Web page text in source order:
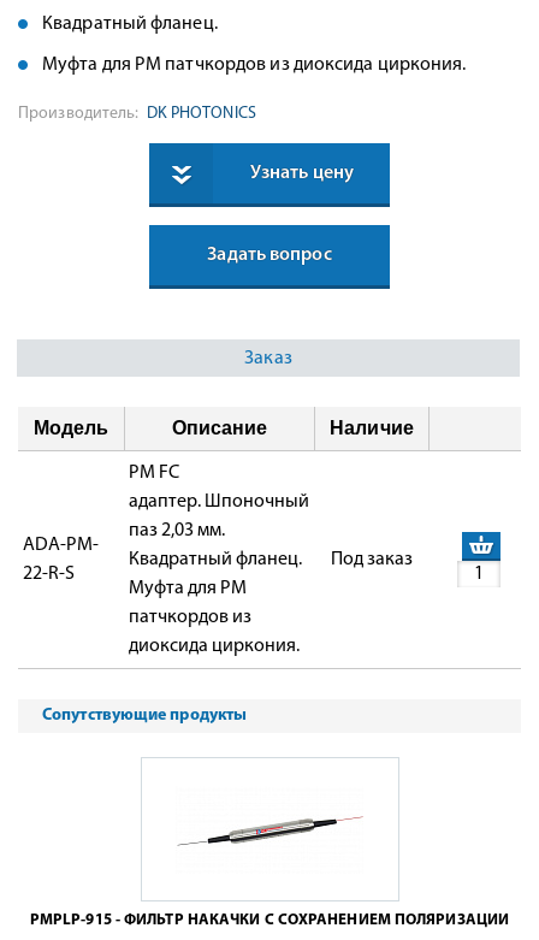
Квадратный фланец.
Муфта для PM патчкордов из диоксида циркония.
Производитель: DK PHOTONICS
Узнать цену
Задать вопрос
Заказ
Модель Описание Наличие
ADA-PM-
22-R-S
PM FC
адаптер. Шпоночный
паз 2,03 мм.
Квадратный фланец.
Муфта для PM
патчкордов из
диоксида циркония.
Под заказ
Сопутствующие продукты
PMPLP-915 - ФИЛЬТР НАКАЧКИ С СОХРАНЕНИЕМ ПОЛЯРИЗАЦИИ